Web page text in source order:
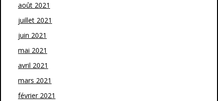
août 2021
juillet 2021
juin 2021
mai 2021
avril 2021
mars 2021
février 2021